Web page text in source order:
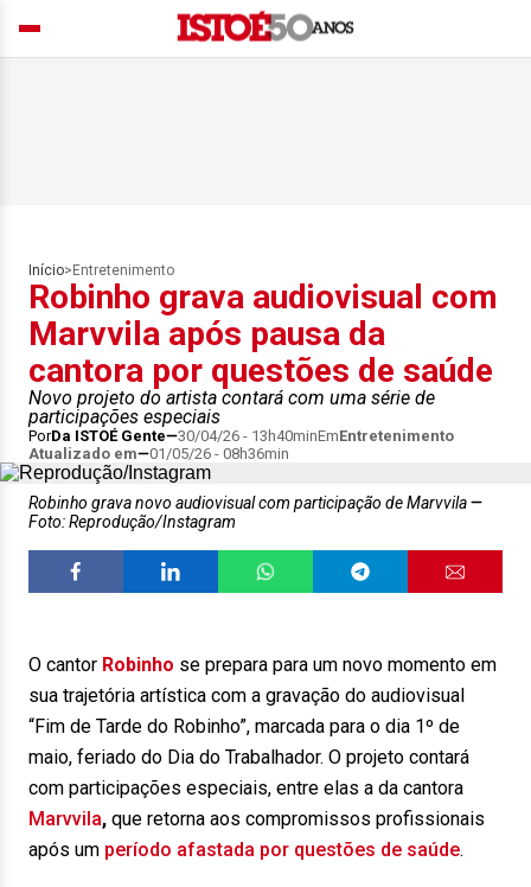
Início> Entretenimento
Robinho grava audiovisual com
Marvvila após pausa da
cantora por questões de saúde
Novo projeto do artista contará com uma série de
participações especiais
PorDa ISTOÉ Gente 30/04/26 - 13h40minEmEntretenimento
Atualizado em
01/05/26 - 08h36min
Robinho grava novo audiovisual com participação de Marvvila
Foto: Reprodução/Instagram
O cantor Robinho se prepara para um novo momento em
sua trajetória artística com a gravação do audiovisual
“Fim de Tarde do Robinho”, marcada para o dia 1º de
maio, feriado do Dia do Trabalhador. O projeto contará
com participações especiais, entre elas a da cantora
Marvvila, que retorna aos compromissos profissionais
após um período afastada por questões de saúde.